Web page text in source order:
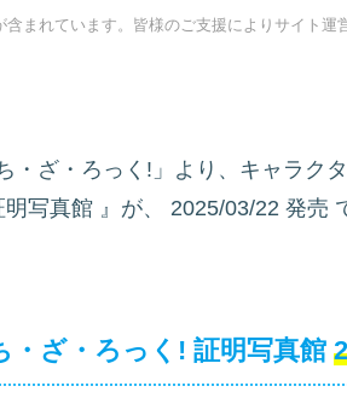
まれています。皆様のご支援によりサイト運
・ざ・ろっく!」より、キャラク
明写真館 』が、 2025/03/22 発売
・ざ・ろっく! 証明写真館